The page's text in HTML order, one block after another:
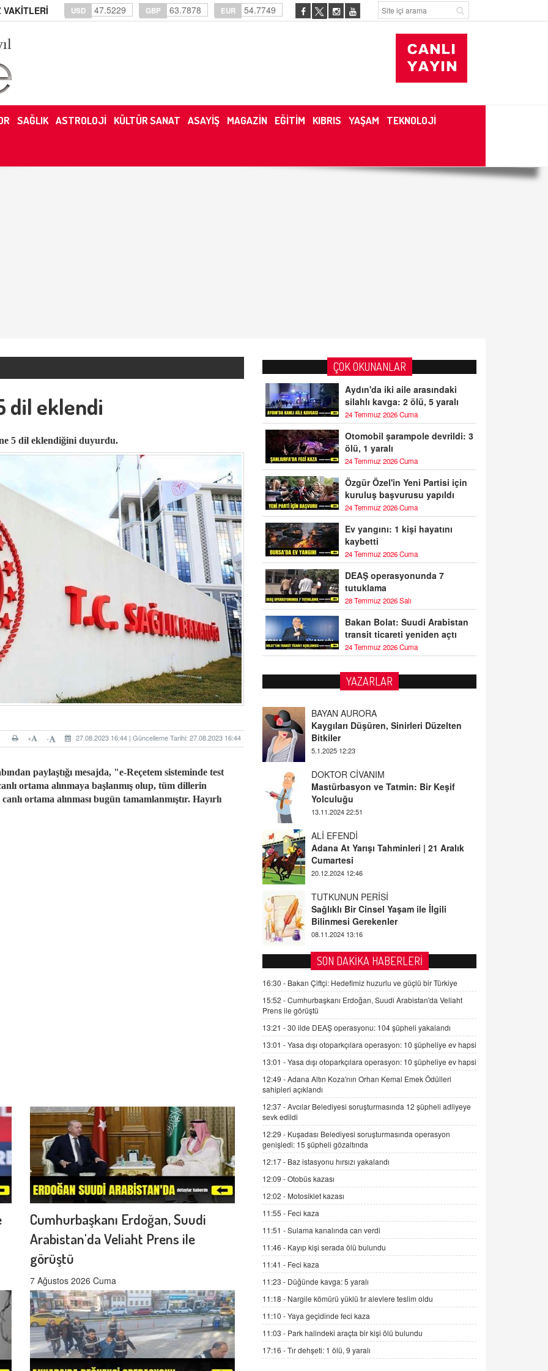
VAKİTLERİ USD 47.5229 GBP 63.7878 EUR 54.7749
SAĞLIK ASTROLOJİ KÜLTÜR SANAT ASAYİŞ MAGAZİN EĞİTİM KIBRIS YAŞAM TEKNOLOJİ
dil eklendi
5 dil eklendiğini duyurdu.
27.08.2023 16:44 | Güncelleme Tarihi: 27.08.2023 16:44
-
+
paylaştığı mesajda, "e-Reçetem sisteminde test
ortama alınmaya başlanmış olup, tüm dillerin
ortama alınması bugün tamamlanmıştır. Hayırlı
Cumhurbaşkanı Erdoğan, Suudi
Arabistan'da Veliaht Prens ile
görüştü
7 Ağustos 2026 Cuma
ÇOK OKUNANLAR
Aydın'da iki aile arasındaki
silahlı kavga: 2 ölü, 5 yaralı
24 Temmuz 2026 Cuma
Otomobil şarampole devrildi: 3
ölü, 1 yaralı
24 Temmuz 2026 Cuma
Özgür Özel'in Yeni Partisi için
kuruluş başvurusu yapıldı
24 Temmuz 2026 Cuma
Ev yangını: 1 kişi hayatını
kaybetti
24 Temmuz 2026 Cuma
DEAŞ operasyonunda 7
tutuklama
28 Temmuz 2026 Salı
Bakan Bolat: Suudi Arabistan
transit ticareti yeniden açtı
24 Temmuz 2026 Cuma
YAZARLAR
DOKTOR CİVANIM
Mastürbasyon ve Tatmin: Bir Keşif
Yolculuğu
13.11.2024 22:51
ALİ EFENDİ
Adana At Yarışı Tahminleri | 21 Aralık
Cumartesi
20.12.2024 12:46
TUTKUNUN PERİSİ
Sağlıklı Bir Cinsel Yaşam ile İlgili
Bilinmesi Gerekenler
08.11.2024 13:16
FARUK ÖNALAN
Tezkere Onaylanmasaydı…
2 Kasım 2021 Salı 00:11
AV. DOĞAN CAN DOĞAN
Kişisel verilerin korunması ve dijital
hukukun gelişimi
15.09.2025 16:17
SEHER EREK
Kış Ayları Geldi, Hangi Önlemler
Alınmalı?
9.12.2025 10:11
İNCİ GÜL AKÖL
Trump Keşke Adana'yı da Ziyaret Etse...
06.07.2026 13:00
ADEM AKÖL
Esed Destekçilerinin Yüzüne Vurulan
Şamar: Sednaya
11.12.2024 12:30
DR. EKREM ASLAN
Gerçek Ne, Algı Ne? "Beraber
Yürüyoruz" Cümlesinin Peşinden
19.07.2025 12:45
GÖNÜL MENEKŞE
Şifacının Yolu
04.11.2025 12:56
AV. RÜMEYSA ÖZKALE
Kira Uyuşmazlıklarında Dava Açmadan
Önce Arabulucuya Başvuru Şartı
SON DAKİKA HABERLERİ
16:30 - Bakan Çiftçi: Hedefimiz huzurlu ve güçlü bir Türkiye
15:52 -Cumhurbaşkanı Erdoğan, Suudi Arabistan'da Veliaht
Prens ile görüştü
13:21 -30 ilde DEAŞ operasyonu: 104 şüpheli yakalandı
13:01 -Yasa dışı otoparkçılara operasyon: 10 şüpheliye ev hapsi
13:01 -Yasa dışı otoparkçılara operasyon: 10 şüpheliye ev hapsi
12:49 -Adana Altın Koza'nın Orhan Kemal Emek Ödülleri
sahipleri açıklandı
12:37 -Avcılar Belediyesi soruşturmasında 12 şüpheli adliyeye
sevk edildi
12:29 - Kuşadası Belediyesi soruşturmasında operasyon
genişledi: 15 şüpheli gözaltında
12:17 - Baz istasyonu hırsızı yakalandı
12:09 -Otobüs kazası
12:02 - Motosiklet kazası
11:55 - Feci kaza
11:51 -Sulama kanalında can verdi
11:46 - Kayıp kişi serada ölü bulundu
11:41 - Feci kaza
11:23 - Düğünde kavga: 5 yaralı
11:18 - Nargile kömürü yüklü tır alevlere teslim oldu
11:10 -Yaya geçidinde feci kaza
11:03 - Park halindeki araçta bir kişi ölü bulundu
17:16 -Tır dehşeti: 1 ölü, 9 yaralı